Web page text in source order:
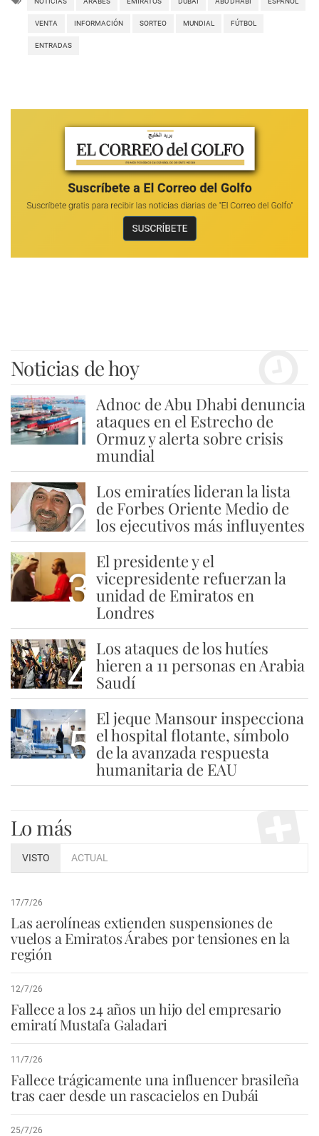
VENTA INFORMACIÓN SORTEO MUNDIAL FÚTBOL
ENTRADAS
Noticias de hoy
1
Adnoc de Abu Dhabi denuncia
ataques en el Estrecho de
Ormuz y alerta sobre crisis
mundial
2
Los emiratíes lideran la lista
de Forbes Oriente Medio de
los ejecutivos más influyentes
3
El presidente y el
vicepresidente refuerzan la
unidad de Emiratos en
Londres
4
Los ataques de los hutíes
hieren a 11 personas en Arabia
Saudí
5
El jeque Mansour inspecciona
el hospital flotante, símbolo
de la avanzada respuesta
humanitaria de EAU
Lo más
VISTO ACTUAL
17/7/26
Las aerolíneas extienden suspensiones de
vuelos a Emiratos Árabes por tensiones en la
región
12/7/26
Fallece a los 24 años un hijo del empresario
emiratí Mustafa Galadari
11/7/26
Fallece trágicamente una influencer brasileña
tras caer desde un rascacielos en Dubái
25/7/26